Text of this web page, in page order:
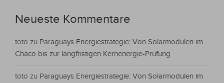
Neueste Kommentare
toto zu Paraguays Energiestrategie: Von Solarmodulen im
Chaco bis zur langfristigen Kernenergie-Prüfung
toto zu Paraguays Energiestrategie: Von Solarmodulen im